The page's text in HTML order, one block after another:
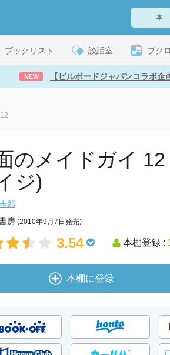
ブックリスト 談話室 ブク
NEW 【ビルボードジャパンコラボ
のメイドガイ
ジ)
郎
房 (2010年9月7日発売)
3.54 本棚登録 :
本棚に登録